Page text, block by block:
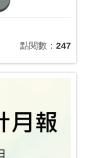
點閱數：247